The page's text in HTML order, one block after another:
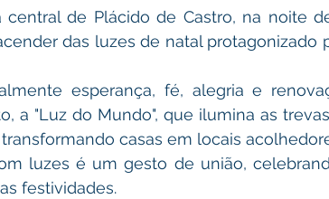
das luzes de natal protagonizado
a "Luz do Mundo", que ilumina as
casas em locais
luzes é um gesto de união,
festividades.